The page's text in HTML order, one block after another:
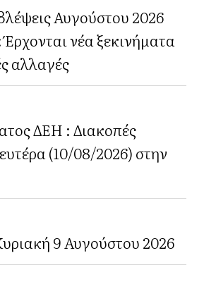
Αυγούστου 2026
νέα ξεκινήματα
αλλαγές
ΔΕΗ : Διακοπές
(10/08/2026) στην
9 Αυγούστου 2026